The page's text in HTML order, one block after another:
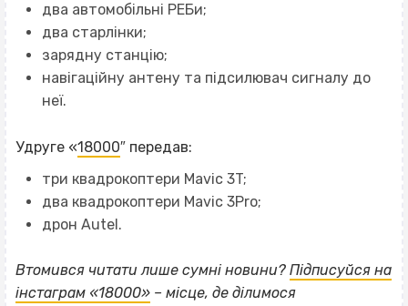
два автомобільні РЕБи;
два старлінки;
зарядну станцію;
навігаційну антену та підсилювач сигналу до
неї.
Удруге «18000″ передав:
три квадрокоптери Mavic 3T;
два квадрокоптери Mavic 3Pro;
дрон Autel.
Втомився читати лише сумні новини? Підписуйся на
інстаграм «18000» – місце, де ділимося